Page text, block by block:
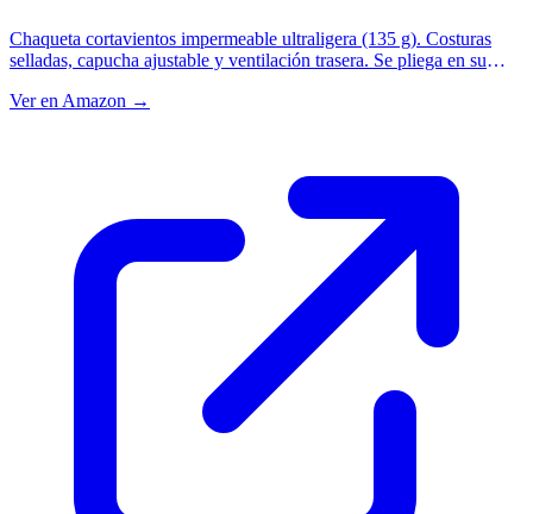
Chaqueta cortavientos impermeable ultraligera (135 g). Costuras
selladas, capucha ajustable y ventilación trasera. Se pliega en su
Ver en Amazon →